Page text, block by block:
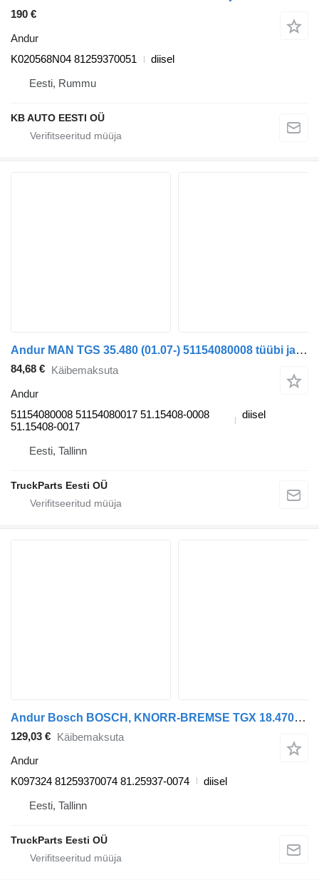
190 €
Andur
K020568N04 81259370051
diisel
Eesti, Rummu
KB AUTO EESTI OÜ
Andur MAN TGS 35.480 (01.07-) 51154080008 tüübi jaoks sadulveoki MAN TGL, TGM, TGS, TGX (2005-2021)
84,68 € Käibemaksuta
Andur
51154080008 51154080017 51.15408-0008
51.15408-0017
diisel
Eesti, Tallinn
TruckParts Eesti OÜ
Andur Bosch BOSCH, KNORR-BREMSE TGX 18.470 (01.20-) K097324 tüübi jaoks sadulveoki MAN TGL, TGM, TGS, TGX (2020-)
129,03 € Käibemaksuta
Andur
K097324 81259370074 81.25937-0074
diisel
Eesti, Tallinn
TruckParts Eesti OÜ